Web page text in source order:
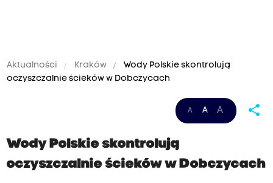
Aktualności Kraków
Wody Polskie skontrolują
oczyszczalnie ścieków w Dobczycach
A A A share
Wody Polskie skontrolują
oczyszczalnie ścieków w Dobczycach